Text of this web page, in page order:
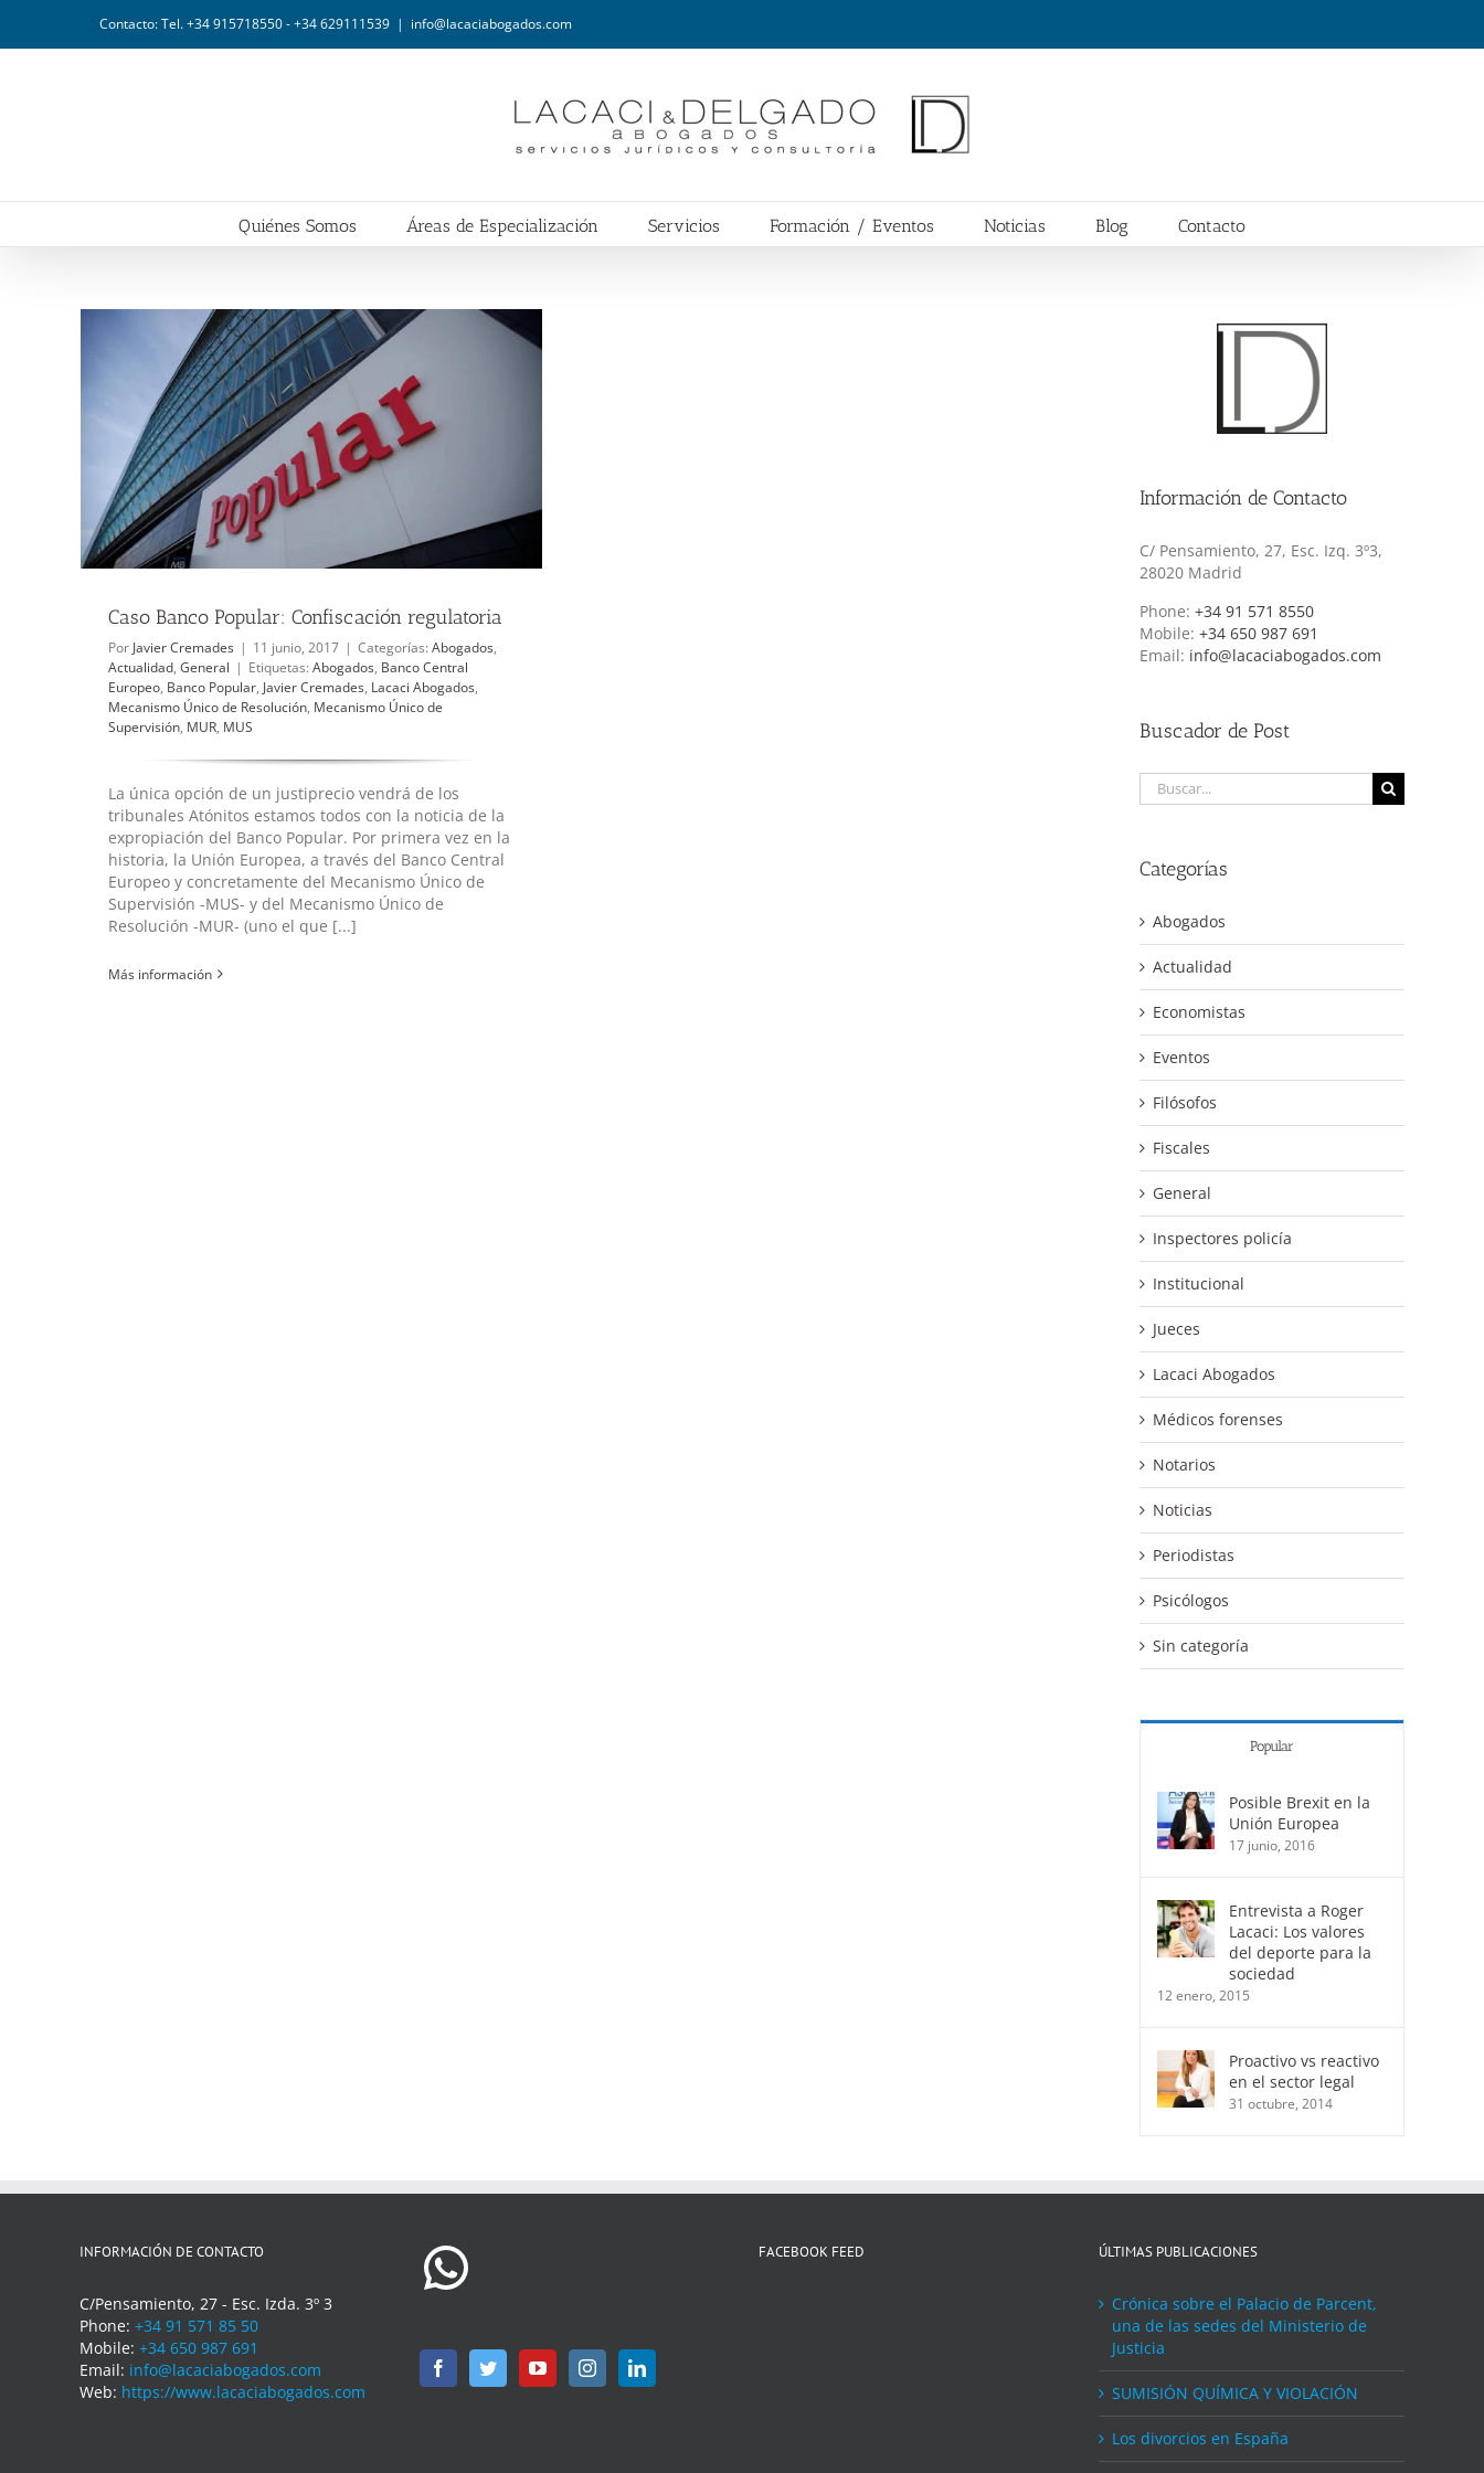
contenido
Contacto: Tel. +34 915718550 - +34 629111539 | info@lacaciabogados.com
Quiénes Somos Áreas de Especialización Servicios Formación / Eventos Noticias Blog Contacto
Caso Banco Popular: Confiscación regulatoria
Por Javier Cremades | 11 junio, 2017 | Categorías: Abogados,
Actualidad, General | Etiquetas: Abogados, Banco Central
Europeo, Banco Popular, Javier Cremades, Lacaci Abogados,
Mecanismo Único de Resolución, Mecanismo Único de
Supervisión, MUR, MUS
La única opción de un justiprecio vendrá de los
tribunales Atónitos estamos todos con la noticia de la
expropiación del Banco Popular. Por primera vez en la
historia, la Unión Europea, a través del Banco Central
Europeo y concretamente del Mecanismo Único de
Supervisión -MUS- y del Mecanismo Único de
Resolución -MUR- (uno el que [...]
Más información
Información de Contacto
C/ Pensamiento, 27, Esc. Izq. 3º3,
28020 Madrid
Phone: +34 91 571 8550
Mobile: +34 650 987 691
Email: info@lacaciabogados.com
Buscador de Post
Buscar:
Categorías
Abogados
Actualidad
Economistas
Eventos
Filósofos
Fiscales
General
Inspectores policía
Institucional
Jueces
Lacaci Abogados
Médicos forenses
Notarios
Noticias
Periodistas
Psicólogos
Sin categoría
Popular
Posible Brexit en la
Unión Europea
17 junio, 2016
Entrevista a Roger
Lacaci: Los valores
del deporte para la
sociedad
12 enero, 2015
Proactivo vs reactivo
en el sector legal
31 octubre, 2014
INFORMACIÓN DE CONTACTO
C/Pensamiento, 27 - Esc. Izda. 3º 3
Phone: +34 91 571 85 50
Mobile: +34 650 987 691
Email: info@lacaciabogados.com
Web: https://www.lacaciabogados.com
FACEBOOK FEED ÚLTIMAS PUBLICACIONES
Crónica sobre el Palacio de Parcent,
una de las sedes del Ministerio de
Justicia
SUMISIÓN QUÍMICA Y VIOLACIÓN
Los divorcios en España